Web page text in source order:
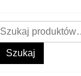
Szukaj:
Szukaj